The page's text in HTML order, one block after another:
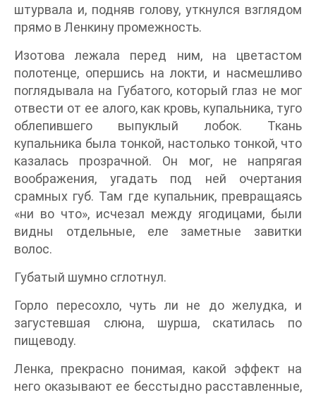
штурвала и, подняв голову, уткнулся взглядом
прямо в Ленкину промежность.
Изотова лежала перед ним, на цветастом
полотенце, опершись на локти, и насмешливо
поглядывала на Губатого, который глаз не мог
отвести от ее алого, как кровь, купальника, туго
облепившего выпуклый лобок. Ткань
купальника была тонкой, настолько тонкой, что
казалась прозрачной. Он мог, не напрягая
воображения, угадать под ней очертания
срамных губ. Там где купальник, превращаясь
«ни во что», исчезал между ягодицами, были
видны отдельные, еле заметные завитки
волос.
Губатый шумно сглотнул.
Горло пересохло, чуть ли не до желудка, и
загустевшая слюна, шурша, скатилась по
пищеводу.
Ленка, прекрасно понимая, какой эффект на
него оказывают ее бесстыдно расставленные,